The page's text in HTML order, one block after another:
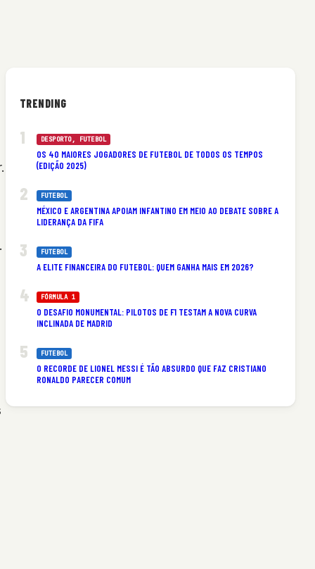
TRENDING
DESPORTO, FUTEBOL
OS 40 MAIORES JOGADORES DE FUTEBOL DE TODOS OS TEMPOS
(EDIÇÃO 2025)
FUTEBOL
MÉXICO E ARGENTINA APOIAM INFANTINO EM MEIO AO DEBATE SOBRE A
LIDERANÇA DA FIFA
FUTEBOL
A ELITE FINANCEIRA DO FUTEBOL: QUEM GANHA MAIS EM 2026?
FÓRMULA 1
O DESAFIO MONUMENTAL: PILOTOS DE F1 TESTAM A NOVA CURVA
INCLINADA DE MADRID
FUTEBOL
O RECORDE DE LIONEL MESSI É TÃO ABSURDO QUE FAZ CRISTIANO
RONALDO PARECER COMUM